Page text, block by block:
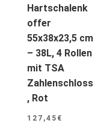
Hartschalenk
offer
55x38x23,5 cm
– 38L, 4 Rollen
mit TSA
Zahlenschloss
, Rot
127,45 €